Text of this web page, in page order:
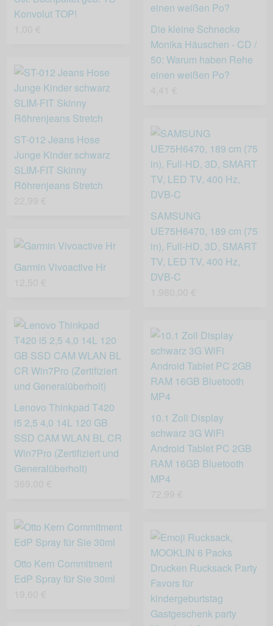
Konvolut TOP!
Die kleine Schnecke
Monika Häuschen - CD /
50: Warum haben Rehe
einen weißen Po?
ST-012 Jeans Hose
Junge Kinder schwarz
SLIM-FIT Skinny
Röhrenjeans Stretch
SAMSUNG
UE75H6470, 189 cm (75
in), Full-HD, 3D, SMART
TV, LED TV, 400 Hz,
DVB-C
Garmin Vivoactive Hr
Lenovo Thinkpad T420
i5 2,5 4,0 14L 120 GB
SSD CAM WLAN BL CR
Win7Pro (Zertifiziert und
Generalüberholt)
10.1 Zoll Display
schwarz 3G WiFi
Android Tablet PC 2GB
RAM 16GB Bluetooth
MP4
Otto Kern Commitment
EdP Spray für Sie 30ml